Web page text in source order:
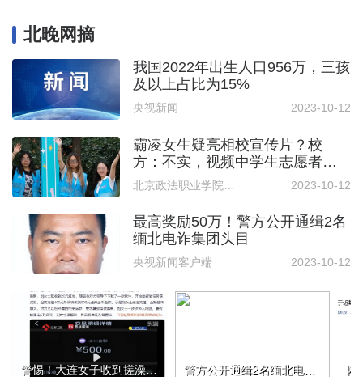
北晚网摘
我国2022年出生人口956万，三孩
及以上占比为15%
央视新闻 2023-10-12
霸凌女生疑亮相校宣传片？校
方：不实，视频中学生志愿者与
相关学生分属不同年级和专业
2023-10-12
最高奖励50万！警方公开通缉2名
缅北电诈集团头目
央视新闻客户端 2023-10-12
警惕！大连女子收到搓澡巾扫码进入群聊被骗6万：目前案件正在调查中